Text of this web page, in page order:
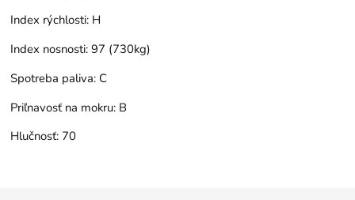
Index rýchlosti: H
Index nosnosti: 97 (730kg)
Spotreba paliva: C
Priľnavosť na mokru: B
Hlučnosť: 70